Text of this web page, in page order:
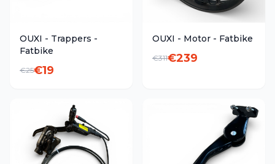
OUXI - Trappers -
Fatbike
€25€19
OUXI - Motor - Fatbike
€311€239